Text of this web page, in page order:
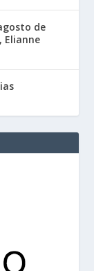
de
Elianne